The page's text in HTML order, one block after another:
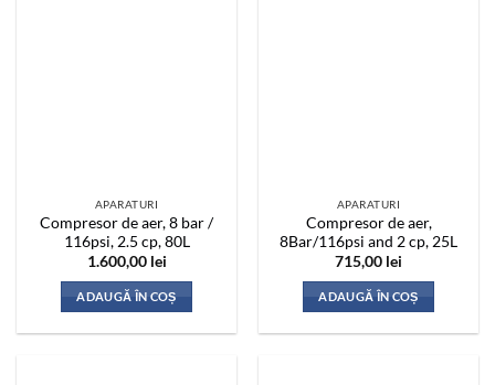
APARATURI
Compresor de aer, 8 bar /
116psi, 2.5 cp, 80L
1.600,00 lei
ADAUGĂ ÎN COȘ
APARATURI
Compresor de aer,
8Bar/116psi and 2 cp, 25L
715,00 lei
ADAUGĂ ÎN COȘ